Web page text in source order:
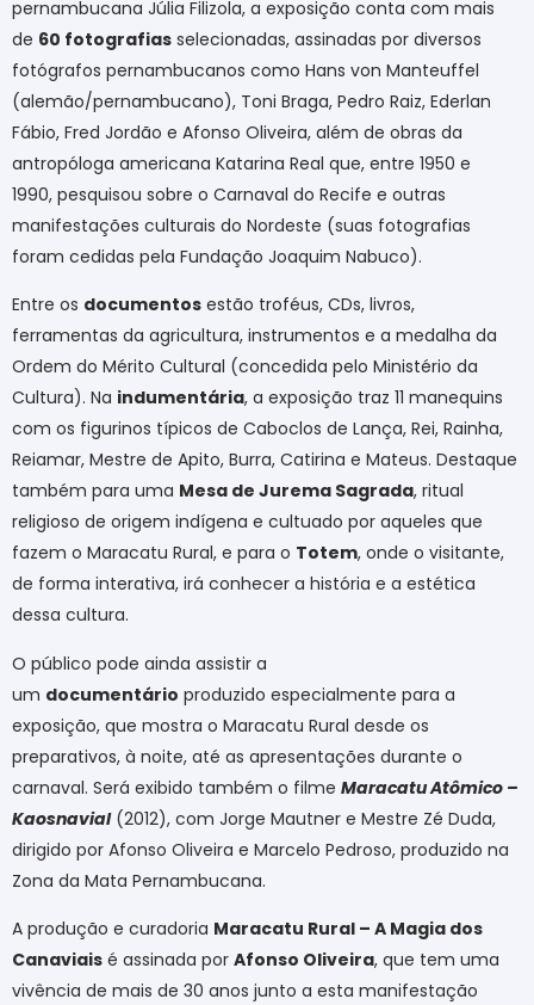
pernambucana Júlia Filizola, a exposição conta com mais
de 60 fotografias selecionadas, assinadas por diversos
fotógrafos pernambucanos como Hans von Manteuffel
(alemão/pernambucano), Toni Braga, Pedro Raiz, Ederlan
Fábio, Fred Jordão e Afonso Oliveira, além de obras da
antropóloga americana Katarina Real que, entre 1950 e
1990, pesquisou sobre o Carnaval do Recife e outras
manifestações culturais do Nordeste (suas fotografias
foram cedidas pela Fundação Joaquim Nabuco).
Entre os documentos estão troféus, CDs, livros,
ferramentas da agricultura, instrumentos e a medalha da
Ordem do Mérito Cultural (concedida pelo Ministério da
Cultura). Na indumentária, a exposição traz 11 manequins
com os figurinos típicos de Caboclos de Lança, Rei, Rainha,
Reiamar, Mestre de Apito, Burra, Catirina e Mateus. Destaque
também para uma Mesa de Jurema Sagrada, ritual
religioso de origem indígena e cultuado por aqueles que
fazem o Maracatu Rural, e para o Totem, onde o visitante,
de forma interativa, irá conhecer a história e a estética
dessa cultura.
O público pode ainda assistir a
um documentário produzido especialmente para a
exposição, que mostra o Maracatu Rural desde os
preparativos, à noite, até as apresentações durante o
carnaval. Será exibido também o filme Maracatu Atômico –
Kaosnavial(2012), com Jorge Mautner e Mestre Zé Duda,
dirigido por Afonso Oliveira e Marcelo Pedroso, produzido na
Zona da Mata Pernambucana.
A produção e curadoria Maracatu Rural – A Magia dos
Canaviais é assinada por Afonso Oliveira, que tem uma
vivência de mais de 30 anos junto a esta manifestação